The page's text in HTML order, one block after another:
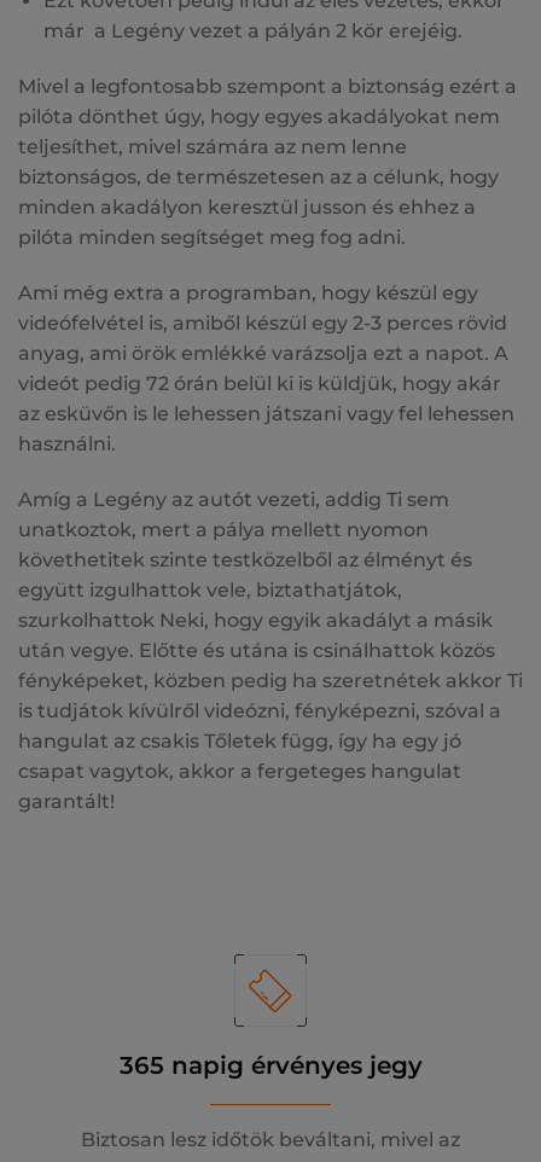
már a Legény vezet a pályán 2 kör erejéig.
Mivel a legfontosabb szempont a biztonság ezért a
pilóta dönthet úgy, hogy egyes akadályokat nem
teljesíthet, mivel számára az nem lenne
biztonságos, de természetesen az a célunk, hogy
minden akadályon keresztül jusson és ehhez a
pilóta minden segítséget meg fog adni.
Ami még extra a programban, hogy készül egy
videófelvétel is, amiből készül egy 2-3 perces rövid
anyag, ami örök emlékké varázsolja ezt a napot. A
videót pedig 72 órán belül ki is küldjük, hogy akár
az esküvőn is le lehessen játszani vagy fel lehessen
használni.
Amíg a Legény az autót vezeti, addig Ti sem
unatkoztok, mert a pálya mellett nyomon
követhetitek szinte testközelből az élményt és
együtt izgulhattok vele, biztathatjátok,
szurkolhattok Neki, hogy egyik akadályt a másik
után vegye. Előtte és utána is csinálhattok közös
fényképeket, közben pedig ha szeretnétek akkor Ti
is tudjátok kívülről videózni, fényképezni, szóval a
hangulat az csakis Tőletek függ, így ha egy jó
csapat vagytok, akkor a fergeteges hangulat
garantált!
365 napig érvényes jegy
Biztosan lesz időtök beváltani, mivel az